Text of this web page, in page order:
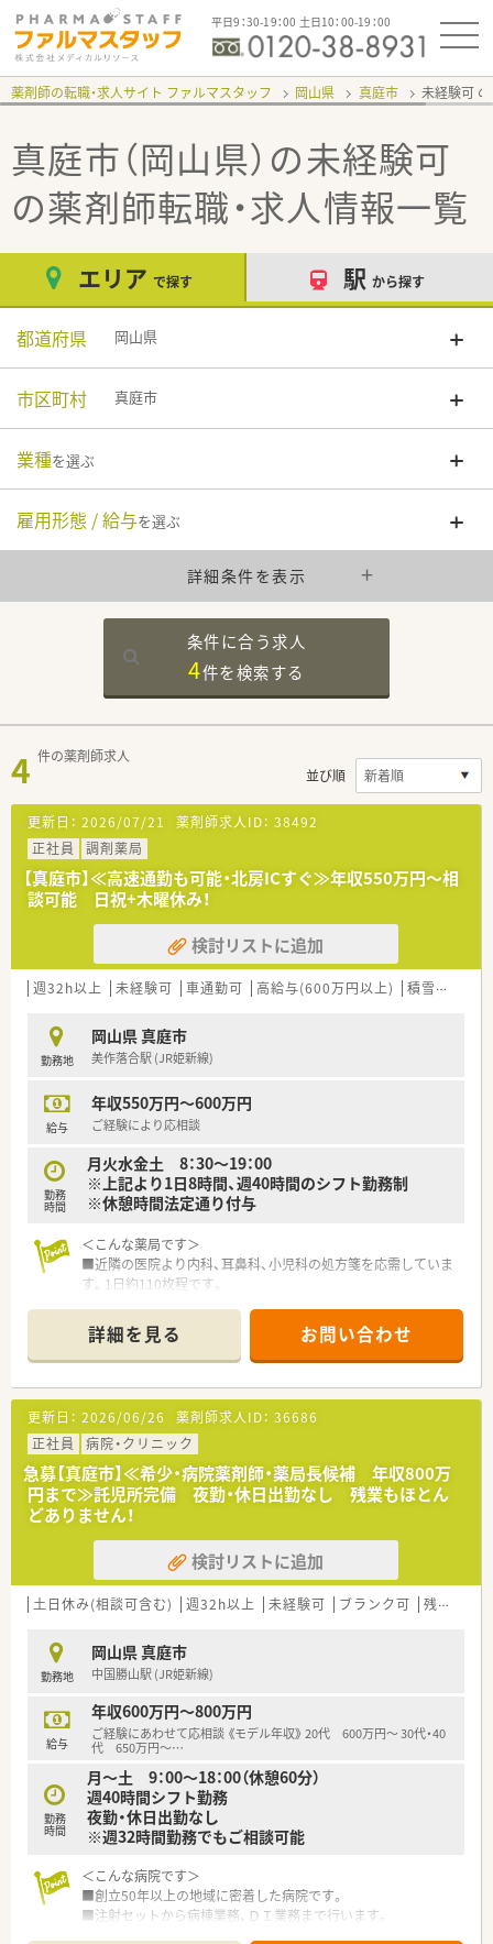
平日9：30-19：00 土日10：00-19：00
薬剤師の転職・求人サイト ファルマスタッフ 岡山県 真庭市 未経験可
真庭市（岡山県）の未経験可
の薬剤師転職・求人情報一覧
エリア で探す 駅 から探す
都道府県 岡山県
市区町村 真庭市
業種を選ぶ
雇用形態 / 給与を選ぶ
詳細条件を表示
条件に合う求人
4件を検索する
4 件の薬剤師求人
並び順
更新日： 2026/07/21 薬剤師求人ID： 38492
正社員
調剤薬局
【真庭市】≪高速通勤も可能・北房ICすぐ≫年収550万円～相
談可能 日祝+木曜休み！
検討リストに追加
週32h以上 未経験可 車通勤可 高給与(600万円以上) 積雪なし
勤務地
岡山県 真庭市
美作落合駅 (JR姫新線)
給与
年収550万円～600万円
ご経験により応相談
勤務
時間
月火水金土 8：30～19：00
※上記より1日8時間、週40時間のシフト勤務制
※休憩時間法定通り付与
＜こんな薬局です＞
■近隣の医院より内科、耳鼻科、小児科の処方箋を応需していま
す。1日約110枚程です。
通勤もご相談いただけます。
＜教育体制＞
■入社後1～3年の間は店舗の先輩方の指導の元、実務を経験し
ていきます。
＜法人特徴＞
■総社市・倉敷市中心に、岡山県内に展開する地域密着型のチェ
ーン薬局です。
■新しい環境に挑戦してみたい方、綺麗な店舗で働きたい方必見
です！
■おかやま子育て応援宣言企業です。子育て支援の一環として、
社員向けにお子さんを一時的に預かる施設も準備しているため、
復職の際もスムーズに復帰することが可能です。
■懇親会やバーベキュー、勤続表彰など数多くの社内イベントも
り良い仕事ができるようにしています。
■各店舗アロマテラピーを取り入れたり、OTC医薬品だけでなく
駄菓子やアイスクリームも販売するなど、患者様に喜んで頂ける
薬局づくりを心がけています。
＜こんな方にもオススメ＞
■業務における自分の頑張りをしっかりと評価してもらいたい
方
■ただ調剤をするだけでなく、イベントなど様々な催しを通して
地域住民の方と交流を深めたい方
詳細を見る お問い合わせ
更新日： 2026/06/26 薬剤師求人ID： 36686
正社員
病院・クリニック
急募【真庭市】≪希少・病院薬剤師・薬局長候補 年収800万
円まで≫託児所完備 夜勤・休日出勤なし 残業もほとん
どありません！
検討リストに追加
土日休み(相談可含む) 週32h以上 未経験可 ブランク可 残業なし(ほぼなし含む)
勤務地
岡山県 真庭市
中国勝山駅 (JR姫新線)
給与
年収600万円～800万円
ご経験にあわせて応相談 《モデル年収》 20代 600万円～ 30代・40
代 650万円～…
勤務
時間
月～土 9：00～18：00（休憩60分）
週40時間シフト勤務
夜勤・休日出勤なし
※週32時間勤務でもご相談可能
＜こんな病院です＞
■創立50年以上の地域に密着した病院です。
■注射セットから病棟業務、ＤＩ業務まで行います。